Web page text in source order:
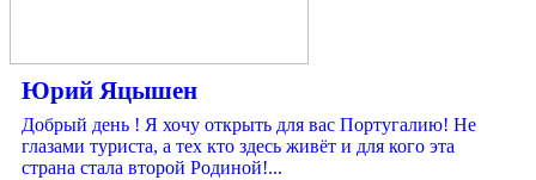
Юрий Яцышен
Добрый день ! Я хочу открыть для вас Португалию! Не
глазами туриста, а тех кто здесь живёт и для кого эта
страна стала второй Родиной!...